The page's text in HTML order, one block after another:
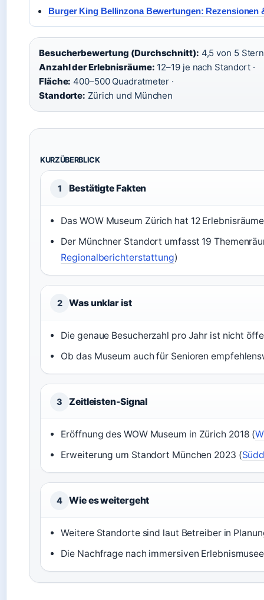
Burger King Bellinzona Bewertungen: Rezensionen
Besucherbewertung (Durchschnitt): 4,5 von 5
Anzahl der Erlebnisräume: 12–19 je nach Standort ·
Fläche: 400–500 Quadratmeter ·
Standorte: Zürich und München
KURZÜBERBLICK
1 Bestätigte Fakten
Das WOW Museum Zürich hat 12
Der Münchner Standort umfasst 19
Regionalberichterstattung)
2 Was unklar ist
Die genaue Besucherzahl pro Jahr ist nicht
Ob das Museum auch für Senioren
3 Zeitleisten-Signal
Eröffnung des WOW Museum in Zürich 2018 (
Erweiterung um Standort München 2023 (
4 Wie es weitergeht
Weitere Standorte sind laut Betreiber in
Die Nachfrage nach immersiven